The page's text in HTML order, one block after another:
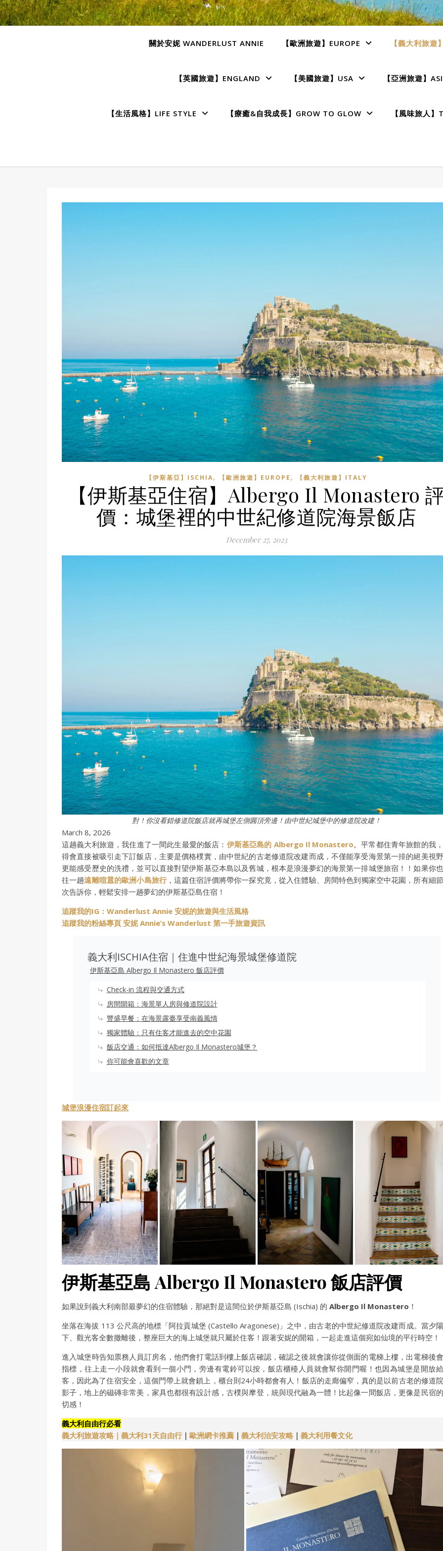
關於安妮 WANDERLUST ANNIE 【歐洲旅遊】EUROPE 【義大利旅遊
【英國旅遊】ENGLAND 【美國旅遊】USA 【亞洲旅遊】
【生活風格】LIFE STYLE 【療癒&自我成長】GROW TO GLOW 【風味旅人】
【伊斯基亞】ISCHIA, 【歐洲旅遊】EUROPE , 【義大利旅遊】ITALY
【伊斯基亞住宿】Albergo Il Monastero
價：城堡裡的中世紀修道院海景飯店
December 27, 2023
對！你沒看錯修道院飯店就再城堡左側圓頂旁邊！由中世紀城堡中的修道院改建！
March 8, 2026
這趟義大利旅遊，我住進了一間此生最愛的飯店： 伊斯基亞島的 Albergo Il Monastero。平常都住青年旅館的我
得會直接被吸引走下訂飯店，主要是價格樸實，由中世紀的古老修道院改建而成，不僅能享受海景第一排的絕美視
更能感受歷史的洗禮，並可以直接對望伊斯基亞本島以及舊城，根本是浪漫夢幻的海景第一排城堡旅宿！！如果你
往一趟遠離喧囂的歐洲小島旅行，這篇住宿評價將帶你一探究竟，從入住體驗、房間特色到獨家空中花園，所有細
次告訴你，輕鬆安排一趟夢幻的伊斯基亞島住宿！
追蹤我的IG：Wanderlust Annie 安妮的旅遊與生活風格
追蹤我的粉絲專頁 安妮 Annie’s Wanderlust 第一手旅遊資訊
義大利ISCHIA住宿｜住進中世紀海景城堡修道院
伊斯基亞島 Albergo Il Monastero 飯店評價
Check-in 流程與交通方式
房間開箱：海景單人房與修道院設計
豐盛早餐：在海景露臺享受南義風情
獨家體驗：只有住客才能進去的空中花園
飯店交通：如何抵達Albergo Il Monastero城堡？
你可能會喜歡的文章
城堡浪漫住宿訂起來
伊斯基亞島 Albergo Il Monastero 飯店評價
如果說到義大利南部最夢幻的住宿體驗，那絕對是這間位於伊斯基亞島 (Ischia) 的 Albergo Il Monastero ！
坐落在海拔 113 公尺高的地標「阿拉貢城堡 (Castello Aragonese)」之中，由古老的中世紀修道院改建而成。當夕
下、觀光客全數撤離後，整座巨大的海上城堡就只屬於住客！跟著安妮的開箱，一起走進這個宛如仙境的平行時空！
進入城堡時告知票務人員訂房名，他們會打電話到樓上飯店確認，確認之後就會讓你從側面的電梯上樓，出電梯後
指標，往上走一小段就會看到一個小門，旁邊有電鈴可以按，飯店櫃檯人員就會幫你開門喔！也因為城堡是開放
客，因此為了住宿安全，這個門帶上就會鎖上，櫃台則24小時都會有人！飯店的走廊偏窄，真的是以前古老的修道
影子，地上的磁磚非常美，家具也都很有設計感，古樸與摩登，統與現代融為一體！比起像一間飯店，更像是民宿
切感！
義大利自由行必看
義大利旅遊攻略｜ 義大利31天自由行｜ 歐洲網卡推薦 ｜ 義大利治安攻略 ｜ 義大利用餐文化